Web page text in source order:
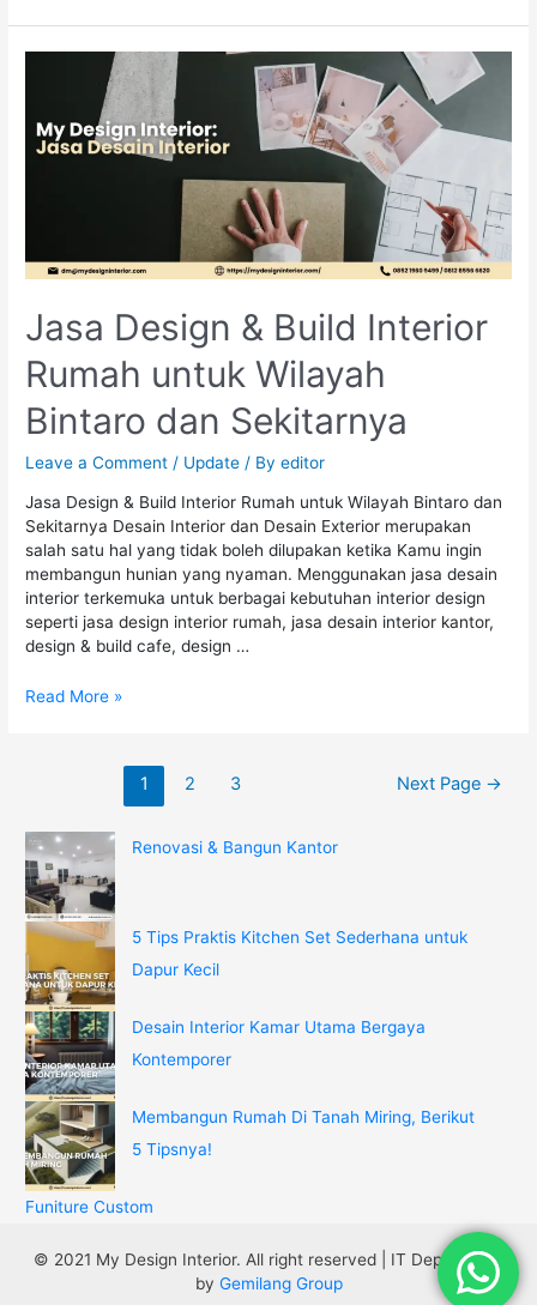
Jasa Design & Build Interior
Rumah untuk Wilayah
Bintaro dan Sekitarnya
Leave a Comment / Update / Byeditor
Jasa Design & Build Interior Rumah untuk Wilayah Bintaro dan
Sekitarnya Desain Interior dan Desain Exterior merupakan
salah satu hal yang tidak boleh dilupakan ketika Kamu ingin
membangun hunian yang nyaman. Menggunakan jasa desain
interior terkemuka untuk berbagai kebutuhan interior design
seperti jasa design interior rumah, jasa desain interior kantor,
design & build cafe, design …
Read More »
1 2 3 Next Page →
Renovasi & Bangun Kantor
5 Tips Praktis Kitchen Set Sederhana untuk
Dapur Kecil
Desain Interior Kamar Utama Bergaya
Kontemporer
Membangun Rumah Di Tanah Miring, Berikut
5 Tipsnya!
Funiture Custom
© 2021 My Design Interior. All right reserved
IT Department
by Gemilang Group